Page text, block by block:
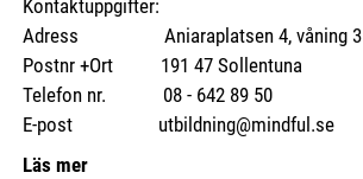
Kontaktuppgifter:
Adress Aniaraplatsen 4, våning 3
Postnr +Ort 191 47 Sollentuna
Telefon nr. 08 - 642 89 50
E-post utbildning@mindful.se
Läs mer